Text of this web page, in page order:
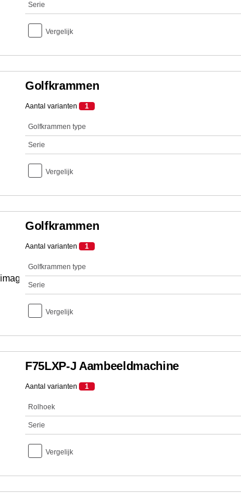
Serie
Vergelijk
Golfkrammen
Aantal varianten 1
Golfkrammen type
Serie
Vergelijk
Golfkrammen
Aantal varianten 1
Golfkrammen type
Serie
Vergelijk
F75LXP-J Aambeeldmachine
Aantal varianten 1
Rolhoek
Serie
Vergelijk